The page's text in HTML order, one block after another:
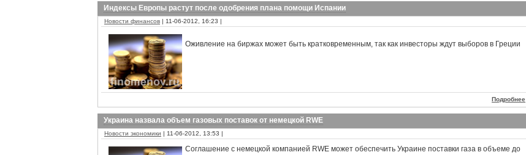
Индексы Европы растут после одобрения плана помощи Испании
Новости финансов | 11-06-2012, 16:23 |
Оживление на биржах может быть кратковременным, так как инвесторы ждут выборов в Греции
Подробнее
Украина назвала объем газовых поставок от немецкой RWE
Новости экономики | 11-06-2012, 13:53 |
Соглашение с немецкой компанией RWE может обеспечить Украине поставки газа в объеме до